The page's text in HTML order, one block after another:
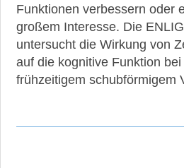
Funktionen verbessern oder
großem Interesse. Die
untersucht die Wirkung von
auf die kognitive Funktion
frühzeitigem schubförmigem